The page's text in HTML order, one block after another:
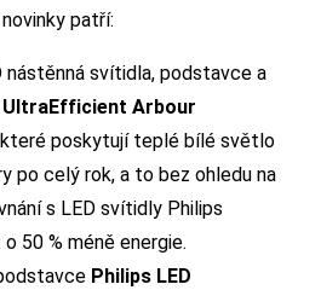
patří:
nástěnná svítidla, podstavce a
UltraEfficient Arbour
poskytují teplé bílé světlo
po celý rok, a to bez ohledu na
s LED svítidly Philips
50 % méně energie.
Philips LED